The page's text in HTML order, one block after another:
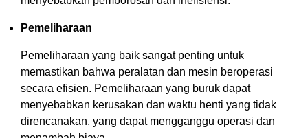
Pemeliharaan
Pemeliharaan yang baik sangat penting untuk
memastikan bahwa peralatan dan mesin beroperasi
secara efisien. Pemeliharaan yang buruk dapat
menyebabkan kerusakan dan waktu henti yang tidak
direncanakan, yang dapat mengganggu operasi dan